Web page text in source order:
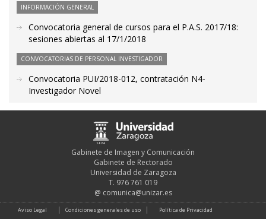
INFORMACIÓN GENERAL
Convocatoria general de cursos para el P.A.S. 2017/18:
sesiones abiertas al 17/1/2018
CONVOCATORIAS DE PERSONAL INVESTIGADOR
Convocatoria PUI/2018-012, contratación N4-
Investigador Novel
Gabinete de Imagen y Comunicación
Gabinete de Rectorado
Universidad de Zaragoza
T. 976 761 019
@ comunica@unizar.es
Aviso Legal Condiciones generales de uso Política de Privacidad